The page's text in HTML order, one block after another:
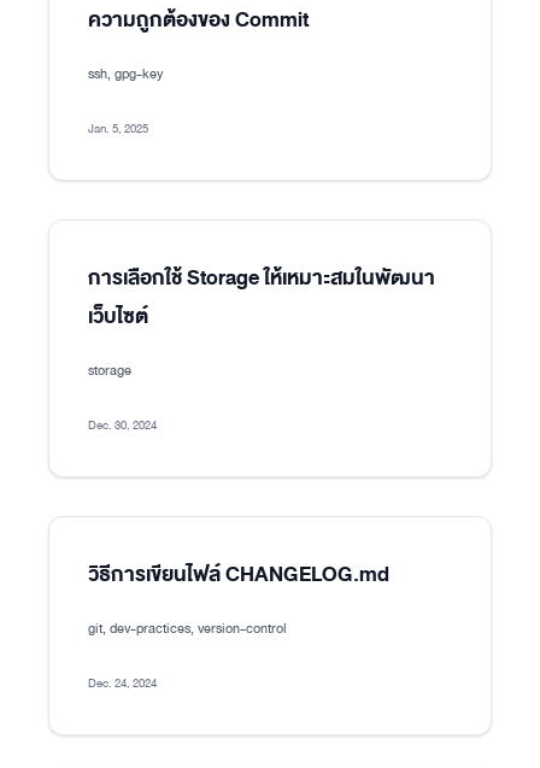
ความถูกต้องของ Commit
ssh, gpg-key
Jan. 5, 2025
การเลือกใช้ Storage ให้เหมาะสมในพัฒนา
เว็บไซต์
storage
Dec. 30, 2024
วิธีการเขียนไฟล์ CHANGELOG.md
git, dev-practices, version-control
Dec. 24, 2024